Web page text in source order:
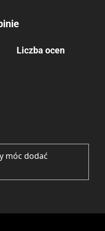
Liczba ocen
móc dodać